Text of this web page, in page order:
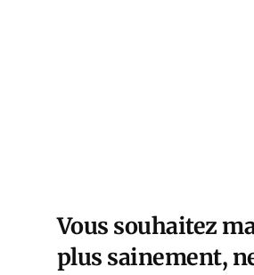
Vous souhaitez
plus sainement,